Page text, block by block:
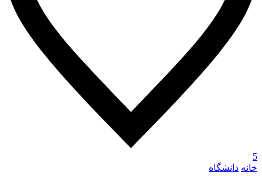
5
خانه دانشگاه